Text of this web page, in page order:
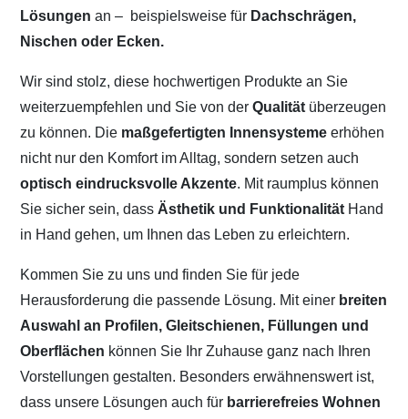
Lösungen an – beispielsweise für Dachschrägen,
Nischen oder Ecken.
Wir sind stolz, diese hochwertigen Produkte an Sie
weiterzuempfehlen und Sie von derQualität überzeugen
zu können. Die maßgefertigten Innensystemeerhöhen
nicht nur den Komfort im Alltag, sondern setzen auch
optisch eindrucksvolle Akzente. Mit raumplus können
Sie sicher sein, dass Ästhetik und Funktionalität Hand
in Hand gehen, um Ihnen das Leben zu erleichtern.
Kommen Sie zu uns und finden Sie für jede
Herausforderung die passende Lösung. Mit einer breiten
Auswahl an Profilen, Gleitschienen, Füllungen und
Oberflächen können Sie Ihr Zuhause ganz nach Ihren
Vorstellungen gestalten. Besonders erwähnenswert ist,
dass unsere Lösungen auch für barrierefreies Wohnen